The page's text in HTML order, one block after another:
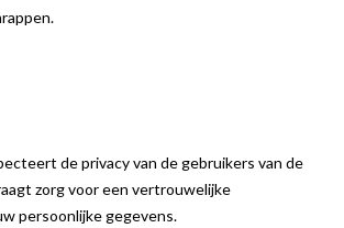
de privacy van de gebruikers van de
zorg voor een vertrouwelijke
persoonlijke gegevens.